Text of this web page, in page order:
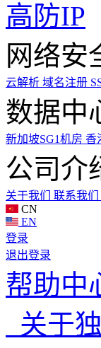
高防IP
网络安
云解析 域名注册
数据中
新加坡SG1机房 香
公司介
关于我们 联系我们
CN
EN
登录
退出登录
帮助中
关于